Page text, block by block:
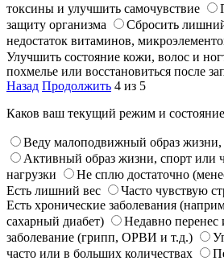
токсины и улучшить самочувствие
защиту организма
Сбросить
недостаток витаминов,
Улучшить состояние кожи, волос и
похмелье или восстановиться после
Назад Продолжить 4 из 5
Каков ваш текущий режим и состояние
Веду малоподвижный образ жизни,
Активный образ жизни, спорт или
нагрузки
Не сплю достаточно
Есть лишний вес
Часто чувствую
Есть хронические заболевания
сахарный диабет)
Недавно
заболевание (грипп, ОРВИ и т.д.)
часто или в больших количествах